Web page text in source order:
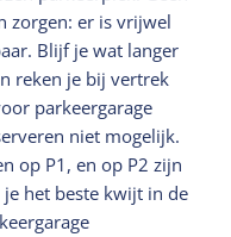
zorgen: er is vrijwel
Blijf je wat langer
reken je bij vertrek
parkeergarage
niet mogelijk.
op P1, en op P2 zijn
het beste kwijt in de